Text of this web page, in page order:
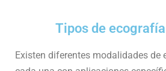
Tipos de
Existen diferentes modalidades de